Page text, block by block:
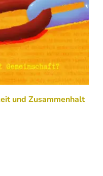
und Zusammenhalt